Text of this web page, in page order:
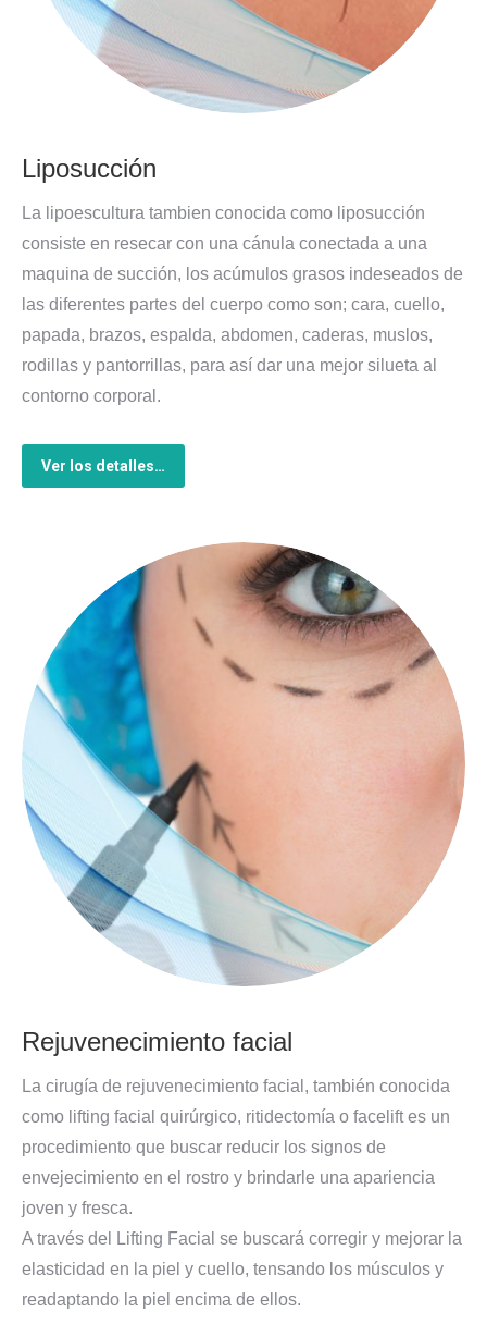
Liposucción
La lipoescultura tambien conocida como liposucción
consiste en resecar con una cánula conectada a una
maquina de succión, los acúmulos grasos indeseados de
las diferentes partes del cuerpo como son; cara, cuello,
papada, brazos, espalda, abdomen, caderas, muslos,
rodillas y pantorrillas, para así dar una mejor silueta al
contorno corporal.
Ver los detalles…
Rejuvenecimiento facial
La cirugía de rejuvenecimiento facial, también conocida
como lifting facial quirúrgico, ritidectomía o facelift es un
procedimiento que buscar reducir los signos de
envejecimiento en el rostro y brindarle una apariencia
joven y fresca.
A través del Lifting Facial se buscará corregir y mejorar la
elasticidad en la piel y cuello, tensando los músculos y
readaptando la piel encima de ellos.